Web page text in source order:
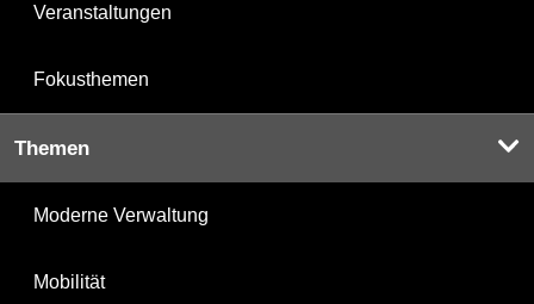
Veranstaltungen
Fokusthemen
Themen
Moderne Verwaltung
Mobilität